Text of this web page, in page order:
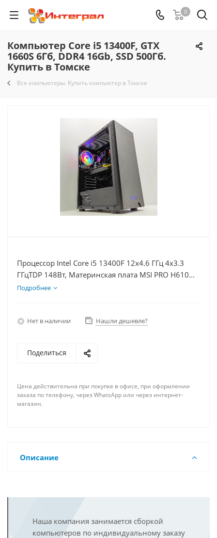
0
Компьютер Core i5 13400F, GTX
1660S 6Гб, DDR4 16Gb, SSD 500Гб.
Купить в Томске
Все компьютеры. Купить компьютер в Томске
Процессор Intel Core i5 13400F 12x4.6 ГГц 4x3.3
ГГцTDP 148Вт, Материнская плата MSI PRO H610M-
E, Видеокарта GTX 1660S 6Гб, Память DDR4 16Gb,
Подробнее
Нет в наличии Нашли дешевле?
Поделиться
Цена действительна при покупке в офисе, при оформлении
заказа по телефону, через WhatsApp или через интернет-
магазин.
Описание
Наша компания занимается сборкой
компьютеров по индивидуальному заказу